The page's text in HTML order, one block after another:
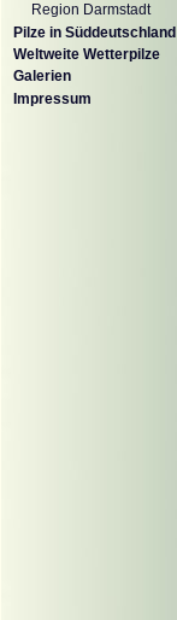
Region Darmstadt
Pilze in Süddeutschland
Weltweite Wetterpilze
Galerien
Impressum